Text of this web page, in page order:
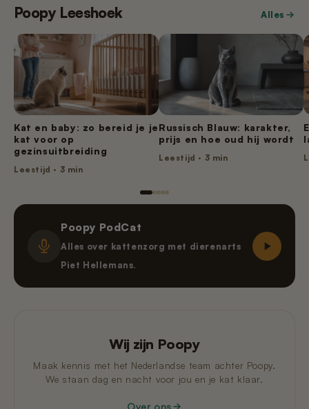
Poopy Leeshoek Alles
Kat en baby: zo bereid je je
kat voor op
gezinsuitbreiding
Leestijd · 3 min
Russisch Blauw: karakter,
prijs en hoe oud hij wordt
Leestijd · 3 min
Poopy PodCat
Alles over kattenzorg met dierenarts
Piet Hellemans.
Wij zijn Poopy
Maak kennis met het Nederlandse team achter Poopy.
We staan dag en nacht voor jou en je kat klaar.
Over ons